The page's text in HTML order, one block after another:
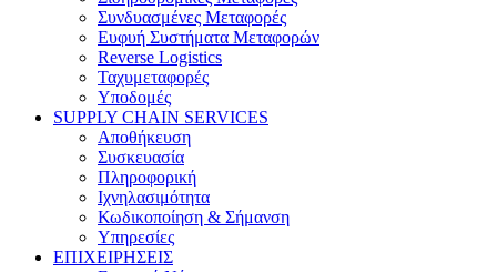
Συνδυασμένες Μεταφορές
Ευφυή Συστήματα Μεταφορών
Reverse Logistics
Ταχυμεταφορές
Υποδομές
SUPPLY CHAIN SERVICES
Αποθήκευση
Συσκευασία
Πληροφορική
Ιχνηλασιμότητα
Κωδικοποίηση & Σήμανση
Υπηρεσίες
ΕΠΙΧΕΙΡΗΣΕΙΣ